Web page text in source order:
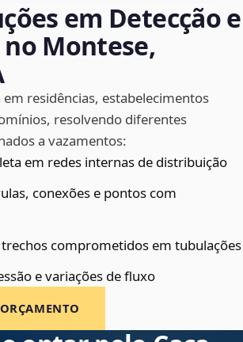
em Detecção e
Montese,
residências, estabelecimentos
resolvendo diferentes
a vazamentos:
em redes internas de distribuição
conexões e pontos com
comprometidos em tubulações
e variações de fluxo